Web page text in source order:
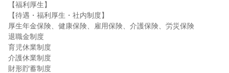
【福利厚生】
【待遇・福利厚生・社内制度】
厚生年金保険、健康保険、雇用保険、介護保険、労災保険
退職金制度
育児休業制度
介護休業制度
財形貯蓄制度